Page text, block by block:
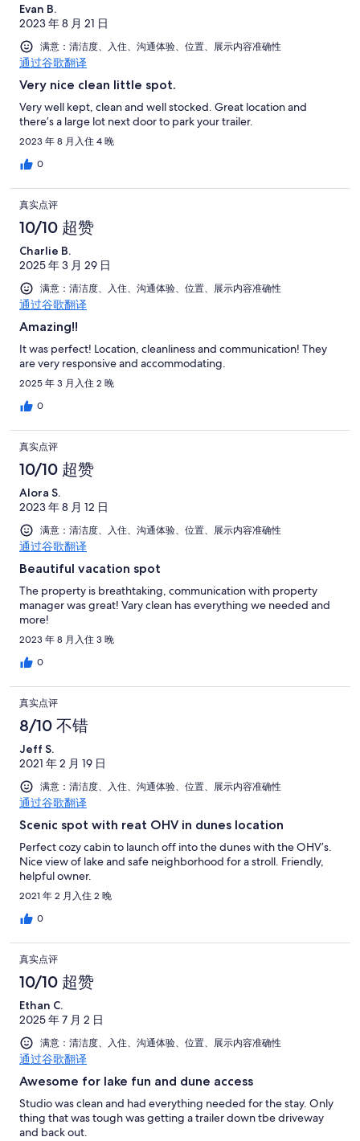
Evan B.
2023 年 8 月 21 日
满意：清洁度、入住、沟通体验、位置、展示内容准确性
通过谷歌翻译
Very nice clean little spot.
Very well kept, clean and well stocked. Great location and
there’s a large lot next door to park your trailer.
2023 年 8 月入住 4 晚
0
真实点评
10/10 超赞
Charlie B.
2025 年 3 月 29 日
满意：清洁度、入住、沟通体验、位置、展示内容准确性
通过谷歌翻译
Amazing!!
It was perfect! Location, cleanliness and communication! They
are very responsive and accommodating.
2025 年 3 月入住 2 晚
0
真实点评
10/10 超赞
Alora S.
2023 年 8 月 12 日
满意：清洁度、入住、沟通体验、位置、展示内容准确性
通过谷歌翻译
Beautiful vacation spot
The property is breathtaking, communication with property
manager was great! Vary clean has everything we needed and
more!
2023 年 8 月入住 3 晚
0
真实点评
8/10 不错
Jeff S.
2021 年 2 月 19 日
满意：清洁度、入住、沟通体验、位置、展示内容准确性
通过谷歌翻译
Scenic spot with reat OHV in dunes location
Perfect cozy cabin to launch off into the dunes with the OHV’s.
Nice view of lake and safe neighborhood for a stroll. Friendly,
helpful owner.
2021 年 2 月入住 2 晚
0
真实点评
10/10 超赞
Ethan C.
2025 年 7 月 2 日
满意：清洁度、入住、沟通体验、位置、展示内容准确性
通过谷歌翻译
Awesome for lake fun and dune access
Studio was clean and had everything needed for the stay. Only
thing that was tough was getting a trailer down tbe driveway
and back out.